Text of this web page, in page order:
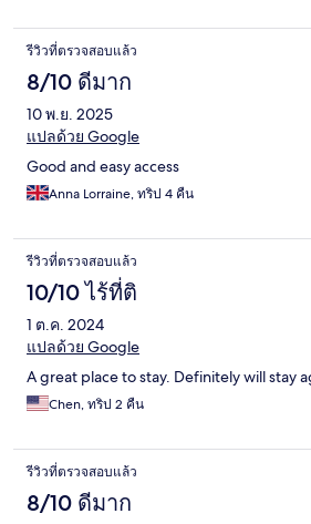
รีวิวที่ตรวจสอบแล้ว
8/10 ดีมาก
10 พ.ย. 2025
แปลด้วย Google
Good and easy access
Anna Lorraine, ทริป 4 คืน
รีวิวที่ตรวจสอบแล้ว
10/10 ไร้ที่ติ
1 ต.ค. 2024
แปลด้วย Google
A great place to stay. Definitely will stay
Chen, ทริป 2 คืน
รีวิวที่ตรวจสอบแล้ว
8/10 ดีมาก